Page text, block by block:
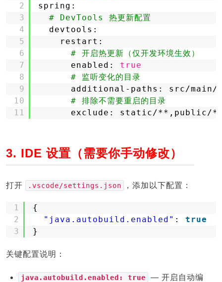
2
3
4
5
6
7
8
9
10
11
spring:
# DevTools 热更新配置
devtools:
restart:
# 开启热更新（仅开发环境生效）
enabled: true
# 监听变化的目录
additional-paths: src /main/
# 排除不需要重启的目录
exclude: static/**,public/
3. IDE 设置（需要你手动修改）
打开 .vscode/settings.json ，添加以下配置：
1
2
3
{
"java.autobuild.enabled" : true
}
关键配置说明：
java.autobuild.enabled: true
— 开启自动编